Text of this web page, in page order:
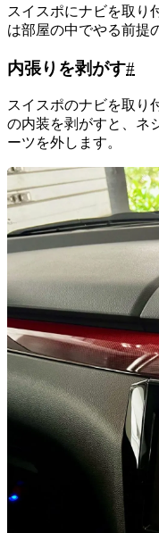
スイスポにナビを取り
は部屋の中でやる前提
内張りを剥がす#
スイスポのナビを取り
の内装を剥がすと、ネ
ーツを外します。